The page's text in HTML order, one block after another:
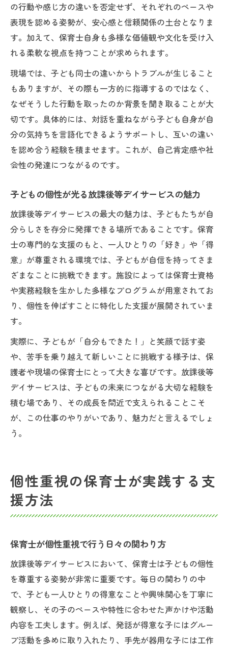
の行動や感じ方の違いを否定せず、それぞれのペースや
表現を認める姿勢が、安心感と信頼関係の土台となりま
す。加えて、保育士自身も多様な価値観や文化を受け入
れる柔軟な視点を持つことが求められます。
現場では、子ども同士の違いからトラブルが生じること
もありますが、その際も一方的に指導するのではなく、
なぜそうした行動を取ったのか背景を聞き取ることが大
切です。具体的には、対話を重ねながら子ども自身が自
分の気持ちを言語化できるようサポートし、互いの違い
を認め合う経験を積ませます。これが、自己肯定感や社
会性の発達につながるのです。
子どもの個性が光る放課後等デイサービスの魅力
放課後等デイサービスの最大の魅力は、子どもたちが自
分らしさを存分に発揮できる場所であることです。保育
士の専門的な支援のもと、一人ひとりの「好き」や「得
意」が尊重される環境では、子どもが自信を持ってさま
ざまなことに挑戦できます。施設によっては保育士資格
や実務経験を生かした多様なプログラムが用意されてお
り、個性を伸ばすことに特化した支援が展開されていま
す。
実際に、子どもが「自分もできた！」と笑顔で話す姿
や、苦手を乗り越えて新しいことに挑戦する様子は、保
護者や現場の保育士にとって大きな喜びです。放課後等
デイサービスは、子どもの未来につながる大切な経験を
積む場であり、その成長を間近で支えられることこそ
が、この仕事のやりがいであり、魅力だと言えるでしょ
う。
個性重視の保育士が実践する支
援方法
保育士が個性重視で行う日々の関わり方
放課後等デイサービスにおいて、保育士は子どもの個性
を尊重する姿勢が非常に重要です。毎日の関わりの中
で、子ども一人ひとりの得意なことや興味関心を丁寧に
観察し、その子のペースや特性に合わせた声かけや活動
内容を工夫します。例えば、発話が得意な子にはグルー
プ活動を多めに取り入れたり、手先が器用な子には工作